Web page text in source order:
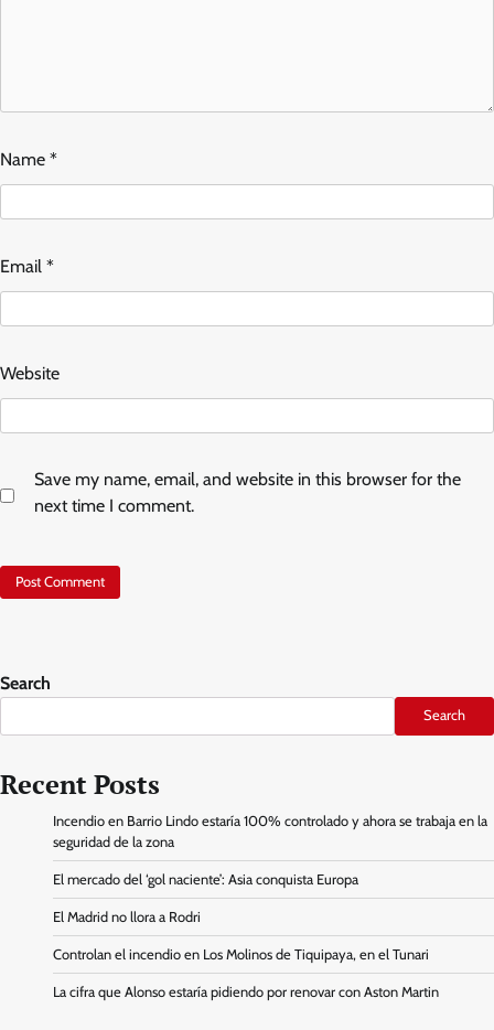
Name *
Email *
Website
Save my name, email, and website in this browser for the
next time I comment.
Search
Search
Recent Posts
Incendio en Barrio Lindo estaría 100% controlado y ahora se trabaja en la
seguridad de la zona
El mercado del ‘gol naciente’: Asia conquista Europa
El Madrid no llora a Rodri
Controlan el incendio en Los Molinos de Tiquipaya, en el Tunari
La cifra que Alonso estaría pidiendo por renovar con Aston Martin